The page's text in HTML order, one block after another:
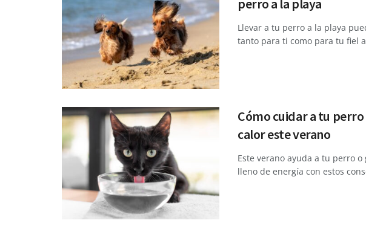
perro a la playa
Llevar a tu perro a la playa
tanto para ti como para tu fiel
Cómo cuidar a tu
calor este verano
Este verano ayuda a tu perro
lleno de energía con estos